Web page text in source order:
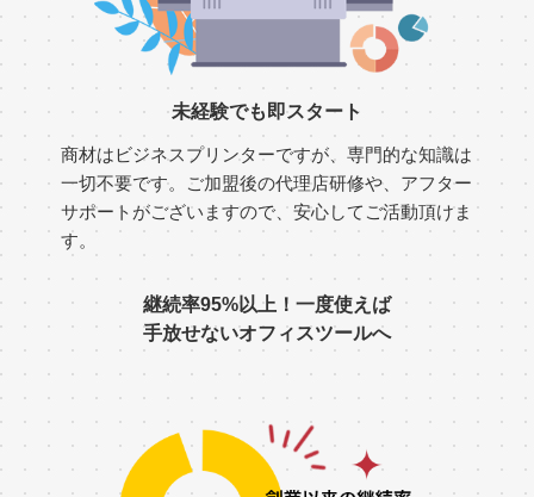
未経験でも即スタート
商材はビジネスプリンターですが、専門的な知識は
一切不要です。ご加盟後の代理店研修や、アフター
サポートがございますので、安心してご活動頂けま
す。
継続率95%以上！一度使えば
手放せないオフィスツールへ